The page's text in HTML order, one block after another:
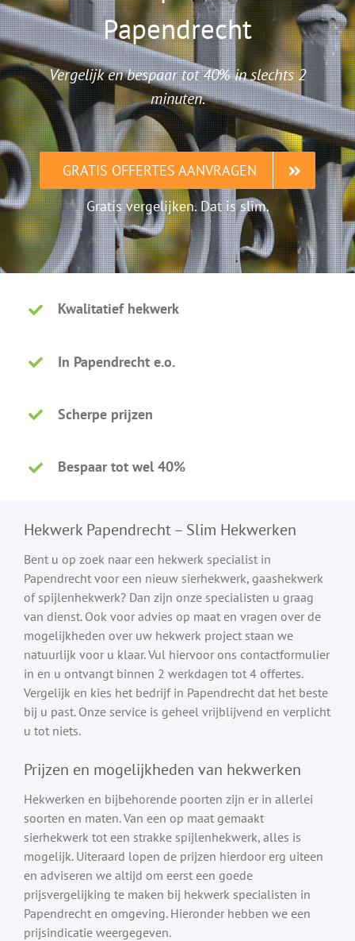
Papendrecht
Vergelijk en bespaar tot 40% in slechts 2
minuten.
GRATIS OFFERTES AANVRAGEN
Gratis vergelijken. Dat is slim.
Kwalitatief hekwerk
In Papendrecht e.o.
Scherpe prijzen
Bespaar tot wel 40%
Hekwerk Papendrecht – Slim Hekwerken
Bent u op zoek naar een hekwerk specialist in
Papendrecht voor een nieuw sierhekwerk, gaashekwerk
of spijlenhekwerk? Dan zijn onze specialisten u graag
van dienst. Ook voor advies op maat en vragen over de
mogelijkheden over uw hekwerk project staan we
natuurlijk voor u klaar. Vul hiervoor ons contactformulier
in en u ontvangt binnen 2 werkdagen tot 4 offertes.
Vergelijk en kies het bedrijf in Papendrecht dat het beste
bij u past. Onze service is geheel vrijblijvend en verplicht
u tot niets.
Prijzen en mogelijkheden van hekwerken
Hekwerken en bijbehorende poorten zijn er in allerlei
soorten en maten. Van een op maat gemaakt
sierhekwerk tot een strakke spijlenhekwerk, alles is
mogelijk. Uiteraard lopen de prijzen hierdoor erg uiteen
en adviseren we altijd om eerst een goede
prijsvergelijking te maken bij hekwerk specialisten in
Papendrecht en omgeving. Hieronder hebben we een
prijsindicatie weergegeven.